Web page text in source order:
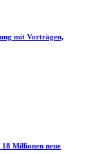
mit Vorträgen,
Millionen neue